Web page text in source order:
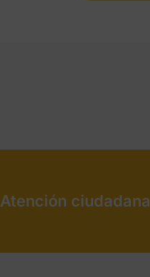
Atención ciudadana